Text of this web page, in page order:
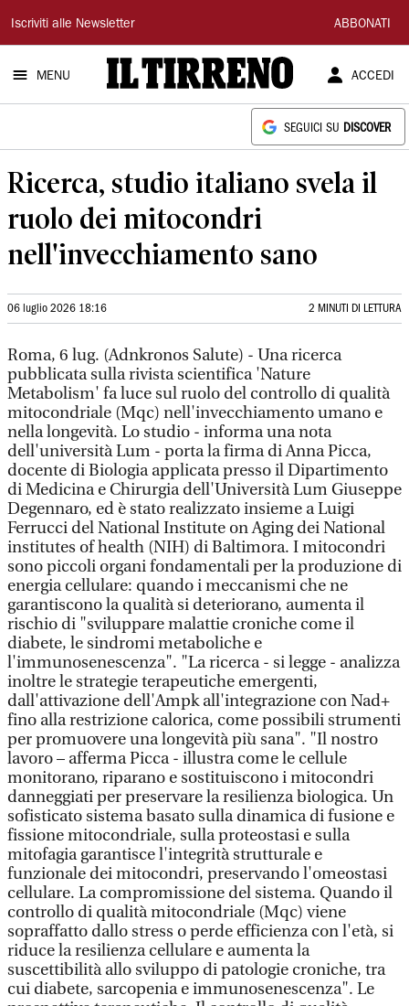
Il
Tirreno
Iscriviti alle Newsletter ABBONATI
MENU ACCEDI
SEGUICI SU DISCOVER
Ricerca, studio italiano svela il
ruolo dei mitocondri
nell'invecchiamento sano
06 luglio 2026 18:16 2 MINUTI DI LETTURA
Roma, 6 lug. (Adnkronos Salute) - Una ricerca
pubblicata sulla rivista scientifica 'Nature
Metabolism' fa luce sul ruolo del controllo di qualità
mitocondriale (Mqc) nell'invecchiamento umano e
nella longevità. Lo studio - informa una nota
dell'università Lum - porta la firma di Anna Picca,
docente di Biologia applicata presso il Dipartimento
di Medicina e Chirurgia dell'Università Lum Giuseppe
Degennaro, ed è stato realizzato insieme a Luigi
Ferrucci del National Institute on Aging dei National
institutes of health (NIH) di Baltimora. I mitocondri
sono piccoli organi fondamentali per la produzione di
energia cellulare: quando i meccanismi che ne
garantiscono la qualità si deteriorano, aumenta il
rischio di "sviluppare malattie croniche come il
diabete, le sindromi metaboliche e
l'immunosenescenza". "La ricerca - si legge - analizza
inoltre le strategie terapeutiche emergenti,
dall'attivazione dell'Ampk all'integrazione con Nad+
fino alla restrizione calorica, come possibili strumenti
per promuovere una longevità più sana". "Il nostro
lavoro – afferma Picca - illustra come le cellule
monitorano, riparano e sostituiscono i mitocondri
danneggiati per preservare la resilienza biologica. Un
sofisticato sistema basato sulla dinamica di fusione e
fissione mitocondriale, sulla proteostasi e sulla
mitofagia garantisce l'integrità strutturale e
funzionale dei mitocondri, preservando l'omeostasi
cellulare. La compromissione del sistema. Quando il
controllo di qualità mitocondriale (Mqc) viene
sopraffatto dallo stress o perde efficienza con l'età, si
riduce la resilienza cellulare e aumenta la
suscettibilità allo sviluppo di patologie croniche, tra
cui diabete, sarcopenia e immunosenescenza". Le